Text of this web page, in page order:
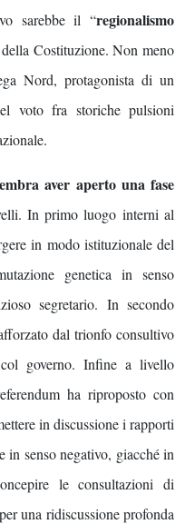
sarebbe il “regionalismo
Costituzione. Non meno
Nord, protagonista di un
voto fra storiche pulsioni
aver aperto una fase
In primo luogo interni al
in modo istituzionale del
genetica in senso
segretario. In secondo
dal trionfo consultivo
governo. Infine a livello
ha riproposto con
in discussione i rapporti
in senso negativo, giacché in
le consultazioni di
una ridiscussione profonda